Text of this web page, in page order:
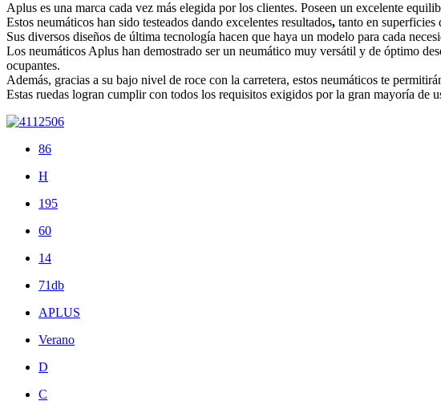
Aplus es una marca cada vez más elegida por los clientes. Poseen un excelente
Estos neumáticos han sido testeados dando excelentes resultados, tanto en superficies
Sus diversos diseños de última tecnología hacen que haya un modelo para cada
Los neumáticos Aplus han demostrado ser un neumático muy versátil y de óptimo
ocupantes.
Además, gracias a su bajo nivel de roce con la carretera, estos neumáticos te
Estas ruedas logran cumplir con todos los requisitos exigidos por la gran mayoría
86
H
195
60
14
71db
APLUS
Verano
D
C